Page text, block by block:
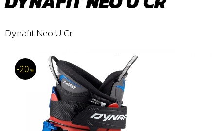
Dynafit Neo U Cr
20 %